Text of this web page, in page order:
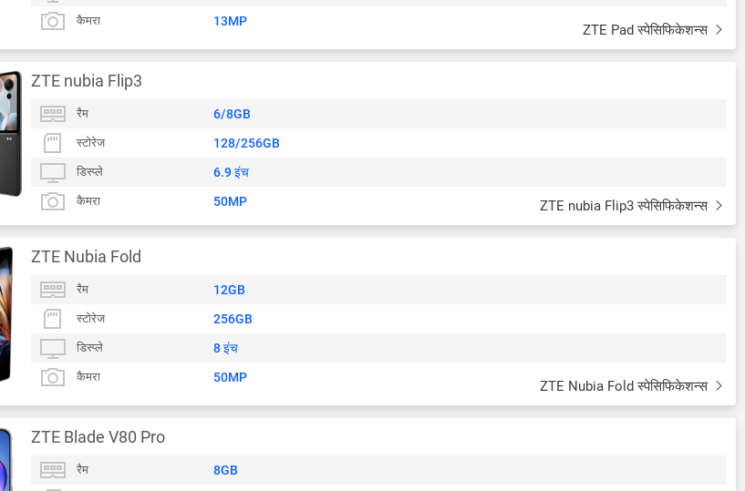
कैमरा 13MP
ZTE Pad स्पेसिफिकेशन्स
ZTE nubia Flip3
रैम 6/8GB
स्टोरेज 128/256GB
डिस्प्ले 6.9 इंच
कैमरा 50MP ZTE nubia Flip3 स्पेसिफिकेशन्स
ZTE Nubia Fold
रैम 12GB
स्टोरेज 256GB
डिस्प्ले 8 इंच
कैमरा 50MP
ZTE Nubia Fold स्पेसिफिकेशन्स
ZTE Blade V80 Pro
रैम 8GB